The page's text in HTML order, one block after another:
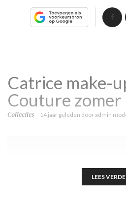
Catrice make-
Couture zomer
Collecties 14 jaar geleden dooradmin
LEES